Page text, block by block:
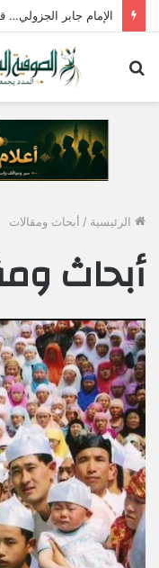
الإمام جابر
الرئيسية / أبحاث ومقالات
أبحاث